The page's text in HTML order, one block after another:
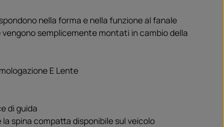
nella forma e nella funzione al fanale
vengono semplicemente montati in cambio della
E Lente
di guida
la spina compatta disponibile sul veicolo